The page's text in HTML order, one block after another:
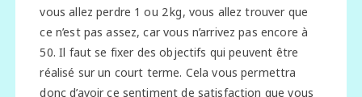
vous allez perdre 1 ou 2 kg, vous allez trouver que
ce n’est pas assez, car vous n’arrivez pas encore à
50. Il faut se fixer des objectifs qui peuvent être
réalisé sur un court terme. Cela vous permettra
donc d’avoir ce sentiment de satisfaction que vous